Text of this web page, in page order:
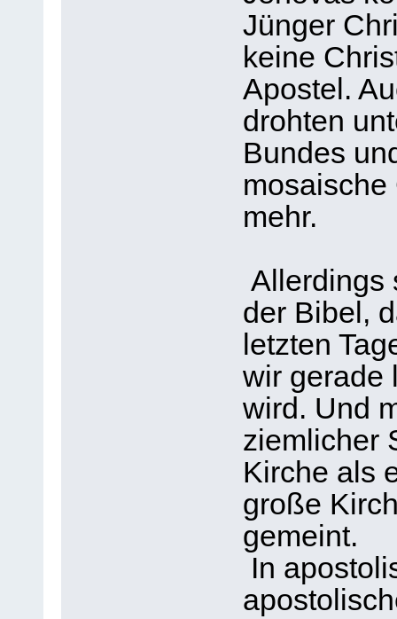
Jünger
keine
Apostel.
drohten
Bundes
mehr.
Allerdings
der Bibel,
letzten
wir gerade
wird. Und
ziemlicher
Kirche als
große
gemeint.
In